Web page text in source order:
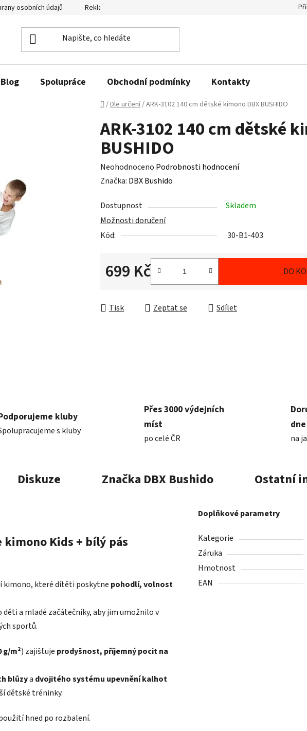
osobních údajů Reklamační řád a odstoupení od smlouvy Politika používání
Blog Spolupráce Obchodní podmínky Kontakty
Domů
/Dle určení/ARK-3102 140 cm dětské kimono DBX BUSHIDO
ARK-3102 140 cm dětské
BUSHIDO
Průměrné
hodnocení
je
0,0
z
hvězdiček.
Neohodnoceno Podrobnosti hodnocení
Značka: DBX Bushido
Dostupnost
Skladem
Možnosti doručení
Kód:
30-B1-403
699 Kč DO
Tisk Zeptat se Sdílet
kluby
s kluby
Přes 3000 výdejních
míst
po celé ČR
dne
na
Diskuze Značka DBX Bushido Ostatní
kimono Kids + bílý pás
kimono, které dítěti poskytne pohodlí, volnost
a mladé začátečníky, aby jim umožnilo v
sportů.
g/m²) zajišťuje prodyšnost, příjemný pocit na
blůzya dvojitého systému upevnění kalhot
dětské tréninky.
hned po rozbalení.
Doplňkové parametry
Kategorie
Záruka
Hmotnost
EAN